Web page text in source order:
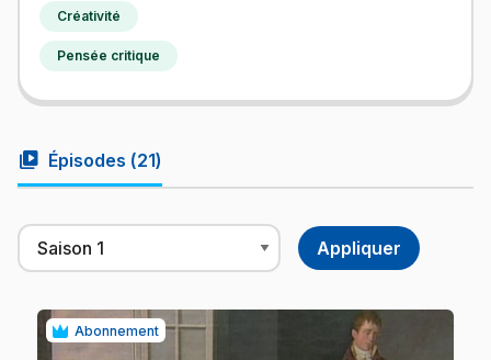
Créativité
Pensée critique
video_library Épisodes (21)
Abonnement